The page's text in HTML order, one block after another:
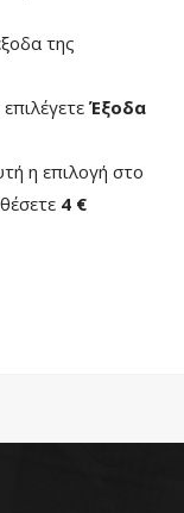
της
Έξοδα
η επιλογή στο
4 €